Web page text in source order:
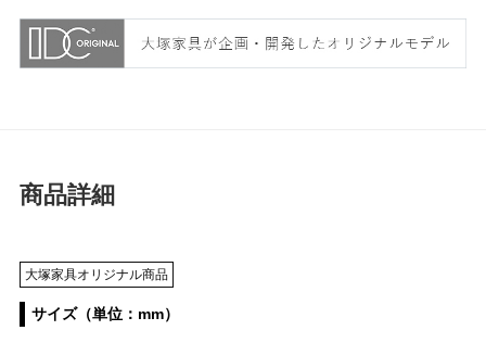
商品詳細
大塚家具オリジナル商品
サイズ（単位：mm）